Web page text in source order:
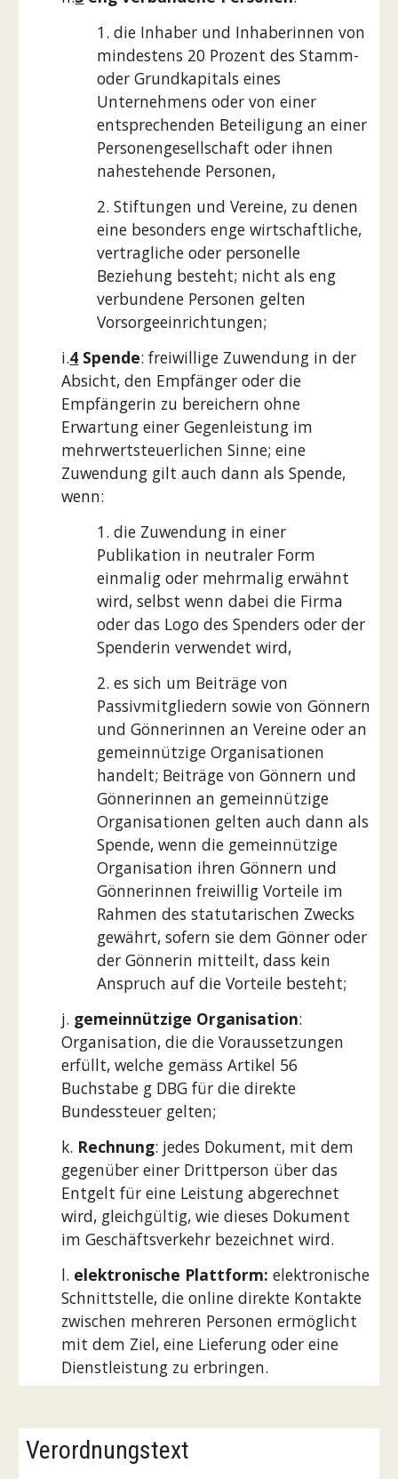
1. die Inhaber und Inhaberinnen von
mindestens 20 Prozent des Stamm-
oder Grundkapitals eines
Unternehmens oder von einer
entsprechenden Beteiligung an einer
Personengesellschaft oder ihnen
nahestehende Personen,
2. Stiftungen und Vereine, zu denen
eine besonders enge wirtschaftliche,
vertragliche oder personelle
Beziehung besteht; nicht als eng
verbundene Personen gelten
Vorsorgeeinrichtungen;
i.4 Spende: freiwillige Zuwendung in der
Absicht, den Empfänger oder die
Empfängerin zu bereichern ohne
Erwartung einer Gegenleistung im
mehrwertsteuerlichen Sinne; eine
Zuwendung gilt auch dann als Spende,
wenn:
1. die Zuwendung in einer
Publikation in neutraler Form
einmalig oder mehrmalig erwähnt
wird, selbst wenn dabei die Firma
oder das Logo des Spenders oder der
Spenderin verwendet wird,
2. es sich um Beiträge von
Passivmitgliedern sowie von Gönnern
und Gönnerinnen an Vereine oder an
gemeinnützige Organisationen
handelt; Beiträge von Gönnern und
Gönnerinnen an gemeinnützige
Organisationen gelten auch dann als
Spende, wenn die gemeinnützige
Organisation ihren Gönnern und
Gönnerinnen freiwillig Vorteile im
Rahmen des statutarischen Zwecks
gewährt, sofern sie dem Gönner oder
der Gönnerin mitteilt, dass kein
Anspruch auf die Vorteile besteht;
j. gemeinnützige Organisation:
Organisation, die die Voraussetzungen
erfüllt, welche gemäss Artikel 56
Buchstabe g DBG für die direkte
Bundessteuer gelten;
k. Rechnung: jedes Dokument, mit dem
gegenüber einer Drittperson über das
Entgelt für eine Leistung abgerechnet
wird, gleichgültig, wie dieses Dokument
im Geschäftsverkehr bezeichnet wird.
l. elektronische Plattform:elektronische
Schnittstelle, die online direkte Kontakte
zwischen mehreren Personen ermöglicht
mit dem Ziel, eine Lieferung oder eine
Dienstleistung zu erbringen.
Verordnungstext